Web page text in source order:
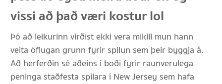
vissi að það væri kostur lol
Þó að leikurinn virðist ekki vera mikill mun hann
veita öflugan grunn fyrir spilun sem þeir byggja á.
Að herferðin sé aðeins í boði fyrir raunverulega
peninga staðfesta spilara í New Jersey sem hafa